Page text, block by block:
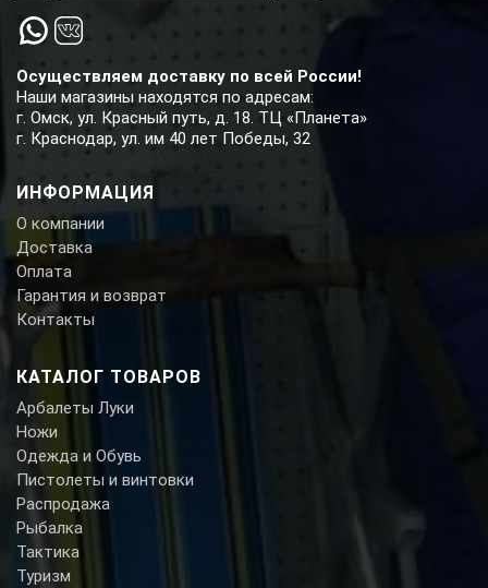
Осуществляем доставку по всей России!
Наши магазины находятся по адресам:
г. Омск, ул. Красный путь, д. 18. ТЦ «Планета»
г. Краснодар, ул. им 40 лет Победы, 32
ИНФОРМАЦИЯ
О компании
Доставка
Оплата
Гарантия и возврат
Контакты
КАТАЛОГ ТОВАРОВ
Арбалеты Луки
Ножи
Одежда и Обувь
Пистолеты и винтовки
Распродажа
Рыбалка
Тактика
Туризм